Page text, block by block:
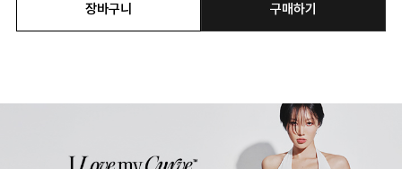
장바구니 구매하기